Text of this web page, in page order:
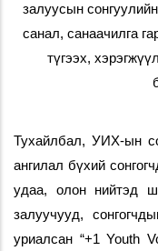
залуусын
санал, санаачилга
түгээх,
Тухайлбал, УИХ-ын
ангилал бүхий
удаа, олон нийтэд
залуучууд,
уриалсан “+1 Youth